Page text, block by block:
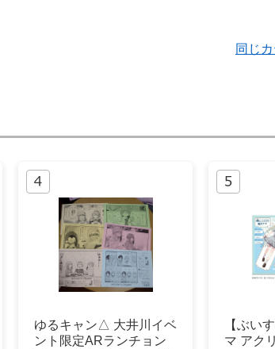
同じ
ゆるキャン△ 大井川イベ
ント限定ARランチョン
【ぶい
マ アク